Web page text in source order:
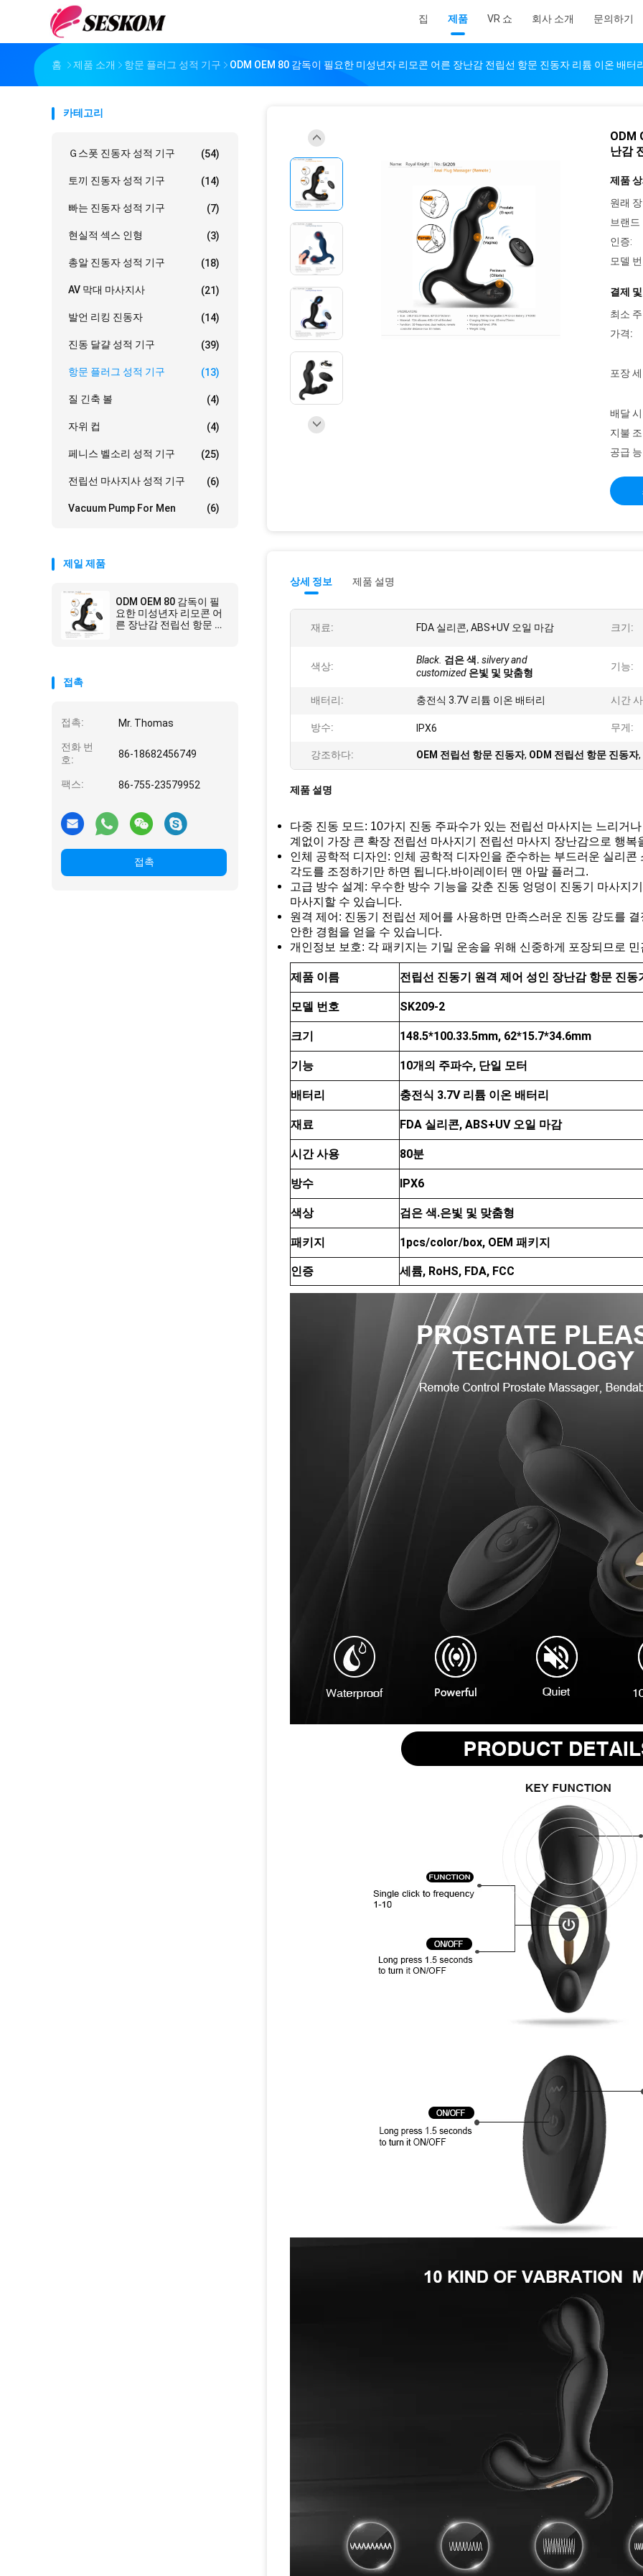
집 제품 VR 쇼 회사 소개 문의하기
홈 제품 소개 항문 플러그 성적 기구 ODM OEM 80 감독이 필요한 미성년자 리모콘 어른 장난감 전립선 항문 진동자 리튬 이온 배터
카테고리
Ｇ스폿 진동자 성적 기구 (54)
토끼 진동자 성적 기구 (14)
빠는 진동자 성적 기구 (7)
현실적 섹스 인형 (3)
총알 진동자 성적 기구 (18)
AV 막대 마사지사 (21)
발언 리킹 진동자 (14)
진동 달걀 성적 기구 (39)
항문 플러그 성적 기구 (13)
질 긴축 볼 (4)
자위 컵 (4)
페니스 벨소리 성적 기구 (25)
전립선 마사지사 성적 기구 (6)
Vacuum Pump For Men (6)
제일 제품
ODM OEM 80 감독이 필
요한 미성년자 리모콘 어
른 장난감 전립선 항문 진
접촉
접촉: Mr. Thomas
전화 번
호:
86-18682456749
팩스: 86-755-23579952
접촉
ODM
난감
제품
원래
브랜드
인증:
모델
결제
최소
가격:
포장
배달
지불
공급
상세 정보 제품 설명
재료: FDA 실리콘, ABS+UV 오일 마감 크기:
색상:
Black. 검은 색. silvery and
customized 은빛 및 맞춤형
기능:
배터리: 충전식 3.7V 리튬 이온 배터리 시간
방수: IPX6 무게:
강조하다: OEM 전립선 항문 진동자, ODM 전립선 항문 진동자,
제품 설명
다중 진동 모드: 10가지 진동 주파수가 있는 전립선 마사지는 느리거
계없이 가장 큰 확장 전립선 마사지기 전립선 마사지 장난감으로 행복
인체 공학적 디자인: 인체 공학적 디자인을 준수하는 부드러운 실리
각도를 조정하기만 하면 됩니다.바이레이터 맨 아말 플러그.
고급 방수 설계: 우수한 방수 기능을 갖춘 진동 엉덩이 진동기 마사지
마사지할 수 있습니다.
원격 제어: 진동기 전립선 제어를 사용하면 만족스러운 진동 강도를
안한 경험을 얻을 수 있습니다.
개인정보 보호: 각 패키지는 기밀 운송을 위해 신중하게 포장되므로
제품 이름 전립선 진동기 원격 제어 성인 장난감 항문 진동
모델 번호 SK209-2
크기 148.5*100.33.5mm, 62*15.7*34.6mm
기능 10개의 주파수, 단일 모터
배터리 충전식 3.7V 리튬 이온 배터리
재료 FDA 실리콘, ABS+UV 오일 마감
시간 사용 80분
방수 IPX6
색상 검은 색.은빛 및 맞춤형
패키지 1pcs/color/box, OEM 패키지
인증 세륨, RoHS, FDA, FCC